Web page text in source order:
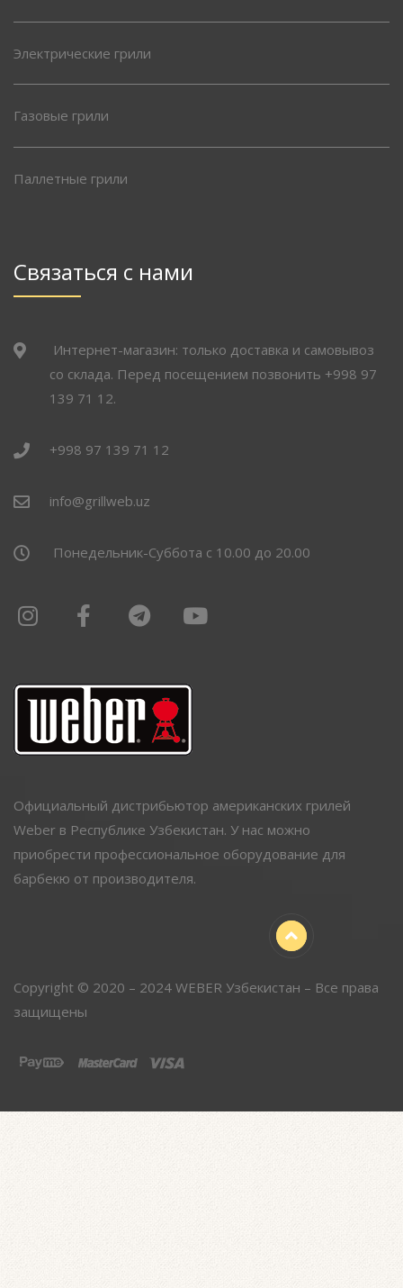
Электрические грили
Газовые грили
Паллетные грили
Связаться с нами
Интернет-магазин: только доставка и самовывоз
со склада. Перед посещением позвонить +998 97
139 71 12.
+998 97 139 71 12
info@grillweb.uz
Понедельник-Суббота с 10.00 до 20.00
Официальный дистрибьютор американских грилей
Weber в Республике Узбекистан. У нас можно
приобрести профессиональное оборудование для
барбекю от производителя.
Copyright © 2020 – 2024 WEBER Узбекистан – Все права
защищены